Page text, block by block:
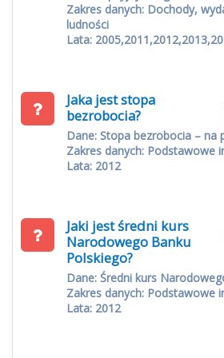
Zakres danych: Dochody,
ludności
Lata:
Jaka jest stopa
bezrobocia?
Dane: Stopa bezrobocia – na
Zakres danych: Podstawowe
Lata: 2012
Jaki jest średni kurs
Narodowego Banku
Polskiego?
Dane: Średni kurs
Zakres danych: Podstawowe
Lata: 2012